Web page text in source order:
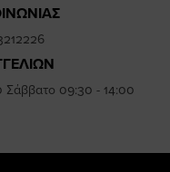
Σάββατο 09:30 - 14:00